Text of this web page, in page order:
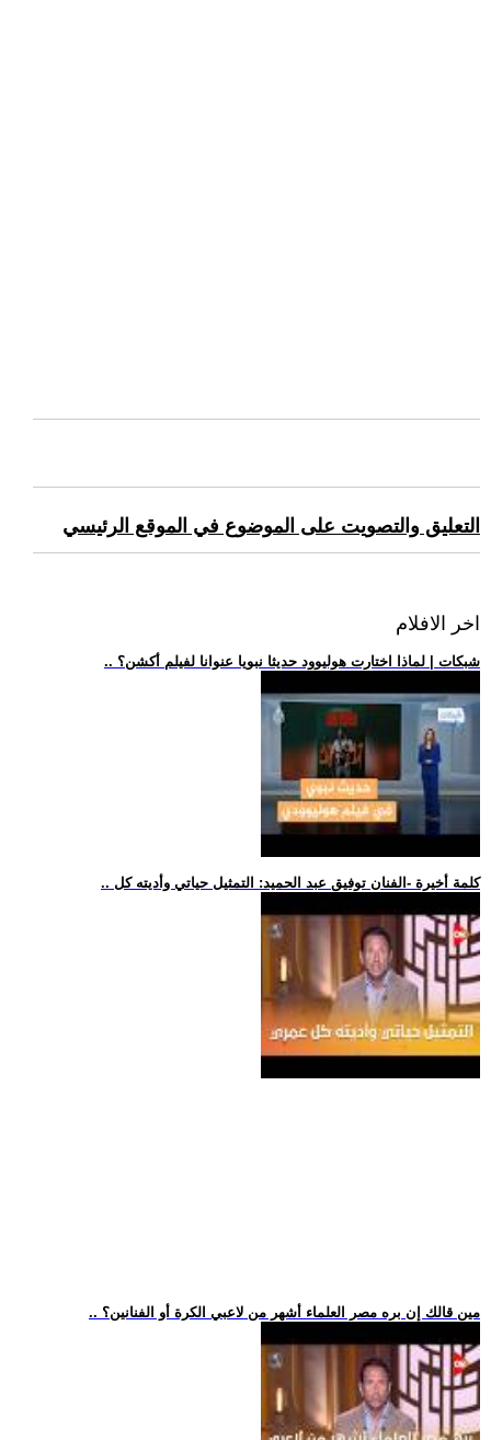
التعليق والتصويت على الموضوع في الموقع الرئيسي
اخر الافلام
.. شبكات | لماذا اختارت هوليوود حديثا نبويا عنوانا لفيلم أكشن؟
.. كلمة أخيرة -الفنان توفيق عبد الحميد: التمثيل حياتي وأديته كل
.. مين قالك إن بره مصر العلماء أشهر من لاعبي الكرة أو الفنانين؟